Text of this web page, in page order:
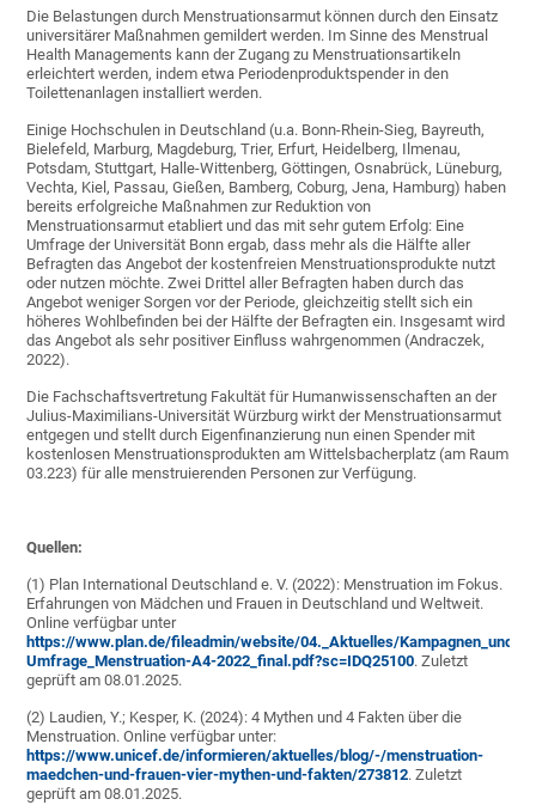
Die Belastungen durch Menstruationsarmut können durch den Einsatz
universitärer Maßnahmen gemildert werden. Im Sinne des Menstrual
Health Managements kann der Zugang zu Menstruationsartikeln
erleichtert werden, indem etwa Periodenproduktspender in den
Toilettenanlagen installiert werden.
Einige Hochschulen in Deutschland (u.a. Bonn-Rhein-Sieg, Bayreuth,
Bielefeld, Marburg, Magdeburg, Trier, Erfurt, Heidelberg, Ilmenau,
Potsdam, Stuttgart, Halle-Wittenberg, Göttingen, Osnabrück, Lüneburg,
Vechta, Kiel, Passau, Gießen, Bamberg, Coburg, Jena, Hamburg) haben
bereits erfolgreiche Maßnahmen zur Reduktion von
Menstruationsarmut etabliert und das mit sehr gutem Erfolg: Eine
Umfrage der Universität Bonn ergab, dass mehr als die Hälfte aller
Befragten das Angebot der kostenfreien Menstruationsprodukte nutzt
oder nutzen möchte. Zwei Drittel aller Befragten haben durch das
Angebot weniger Sorgen vor der Periode, gleichzeitig stellt sich ein
höheres Wohlbefinden bei der Hälfte der Befragten ein. Insgesamt wird
das Angebot als sehr positiver Einfluss wahrgenommen (Andraczek,
2022).
Die Fachschaftsvertretung Fakultät für Humanwissenschaften an der
Julius-Maximilians-Universität Würzburg wirkt der Menstruationsarmut
entgegen und stellt durch Eigenfinanzierung nun einen Spender mit
kostenlosen Menstruationsprodukten am Wittelsbacherplatz (am Raum
03.223) für alle menstruierenden Personen zur Verfügung.
Quellen:
(1) Plan International Deutschland e. V. (2022): Menstruation im Fokus.
Erfahrungen von Mädchen und Frauen in Deutschland und Weltweit.
Online verfügbar unter
https://www.plan.de/fileadmin/website/04._Aktuelles/
Umfrage_Menstruation-A4-2022_final.pdf?sc=IDQ25100. Zuletzt
geprüft am 08.01.2025.
(2) Laudien, Y.; Kesper, K. (2024): 4 Mythen und 4 Fakten über die
Menstruation. Online verfügbar unter:
https://www.unicef.de/informieren/aktuelles/blog/-/menstruation-
maedchen-und-frauen-vier-mythen-und-fakten/273812. Zuletzt
geprüft am 08.01.2025.